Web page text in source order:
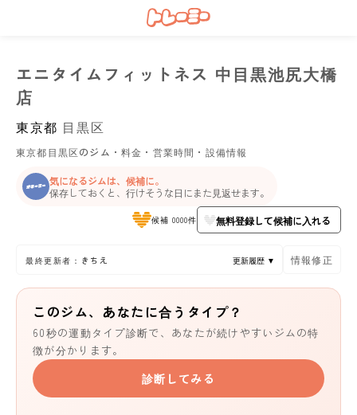
エニタイムフィットネス 中目黒池尻大橋
店
東京都 目黒区
東京都目黒区のジム・料金・営業時間・設備情報
気になるジムは、候補に。
保存しておくと、行けそうな日にまた見返せます。
候補 0000件 無料登録して候補に入れる
最終更新者：きちえ 更新履歴 ▼ 情報修正
このジム、あなたに合うタイプ？
60秒の運動タイプ診断で、あなたが続けやすいジムの特
徴が分かります。
診断してみる